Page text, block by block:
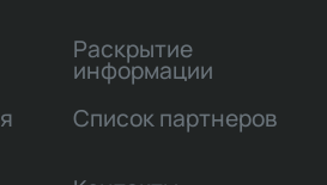
Раскрытие
информации
Список партнеров